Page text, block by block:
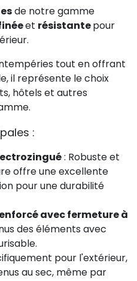
de notre gamme
et résistantepour
tout en offrant
il représente le choix
hôtels et autres
:
: Robuste et
offre une excellente
pour une durabilité
avec fermeture à
des éléments avec
pour l'extérieur,
au sec, même par